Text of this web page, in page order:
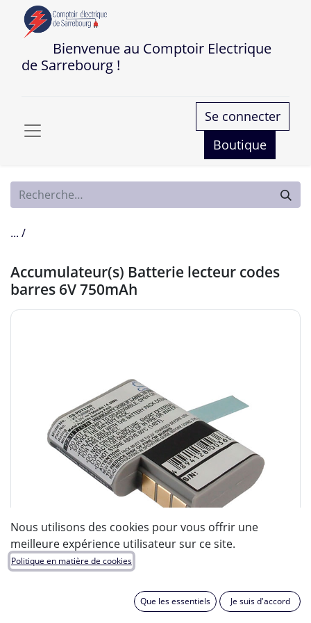
Bienvenue au Comptoir Electrique
de Sarrebourg !
Se connecter
Boutique
... /
Accumulateur(s) Batterie lecteur codes
barres 6V 750mAh
Nous utilisons des cookies pour vous offrir une
meilleure expérience utilisateur sur ce site.
Politique en matière de cookies
Que les essentiels Je suis d'accord